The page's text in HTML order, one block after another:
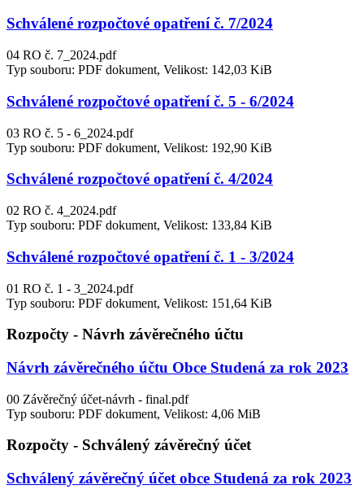
Schválené rozpočtové opatření č. 7/2024
04 RO č. 7_2024.pdf
Typ souboru: PDF dokument, Velikost: 142,03 KiB
Schválené rozpočtové opatření č. 5 - 6/2024
03 RO č. 5 - 6_2024.pdf
Typ souboru: PDF dokument, Velikost: 192,90 KiB
Schválené rozpočtové opatření č. 4/2024
02 RO č. 4_2024.pdf
Typ souboru: PDF dokument, Velikost: 133,84 KiB
Schválené rozpočtové opatření č. 1 - 3/2024
01 RO č. 1 - 3_2024.pdf
Typ souboru: PDF dokument, Velikost: 151,64 KiB
Rozpočty - Návrh závěrečného účtu
Návrh závěrečného účtu Obce Studená za rok 2023
00 Závěrečný účet-návrh - final.pdf
Typ souboru: PDF dokument, Velikost: 4,06 MiB
Rozpočty - Schválený závěrečný účet
Schválený závěrečný účet obce Studená za rok 2023